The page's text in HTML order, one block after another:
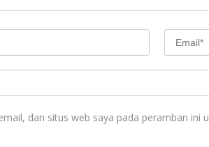
dan situs web saya pada peramban ini